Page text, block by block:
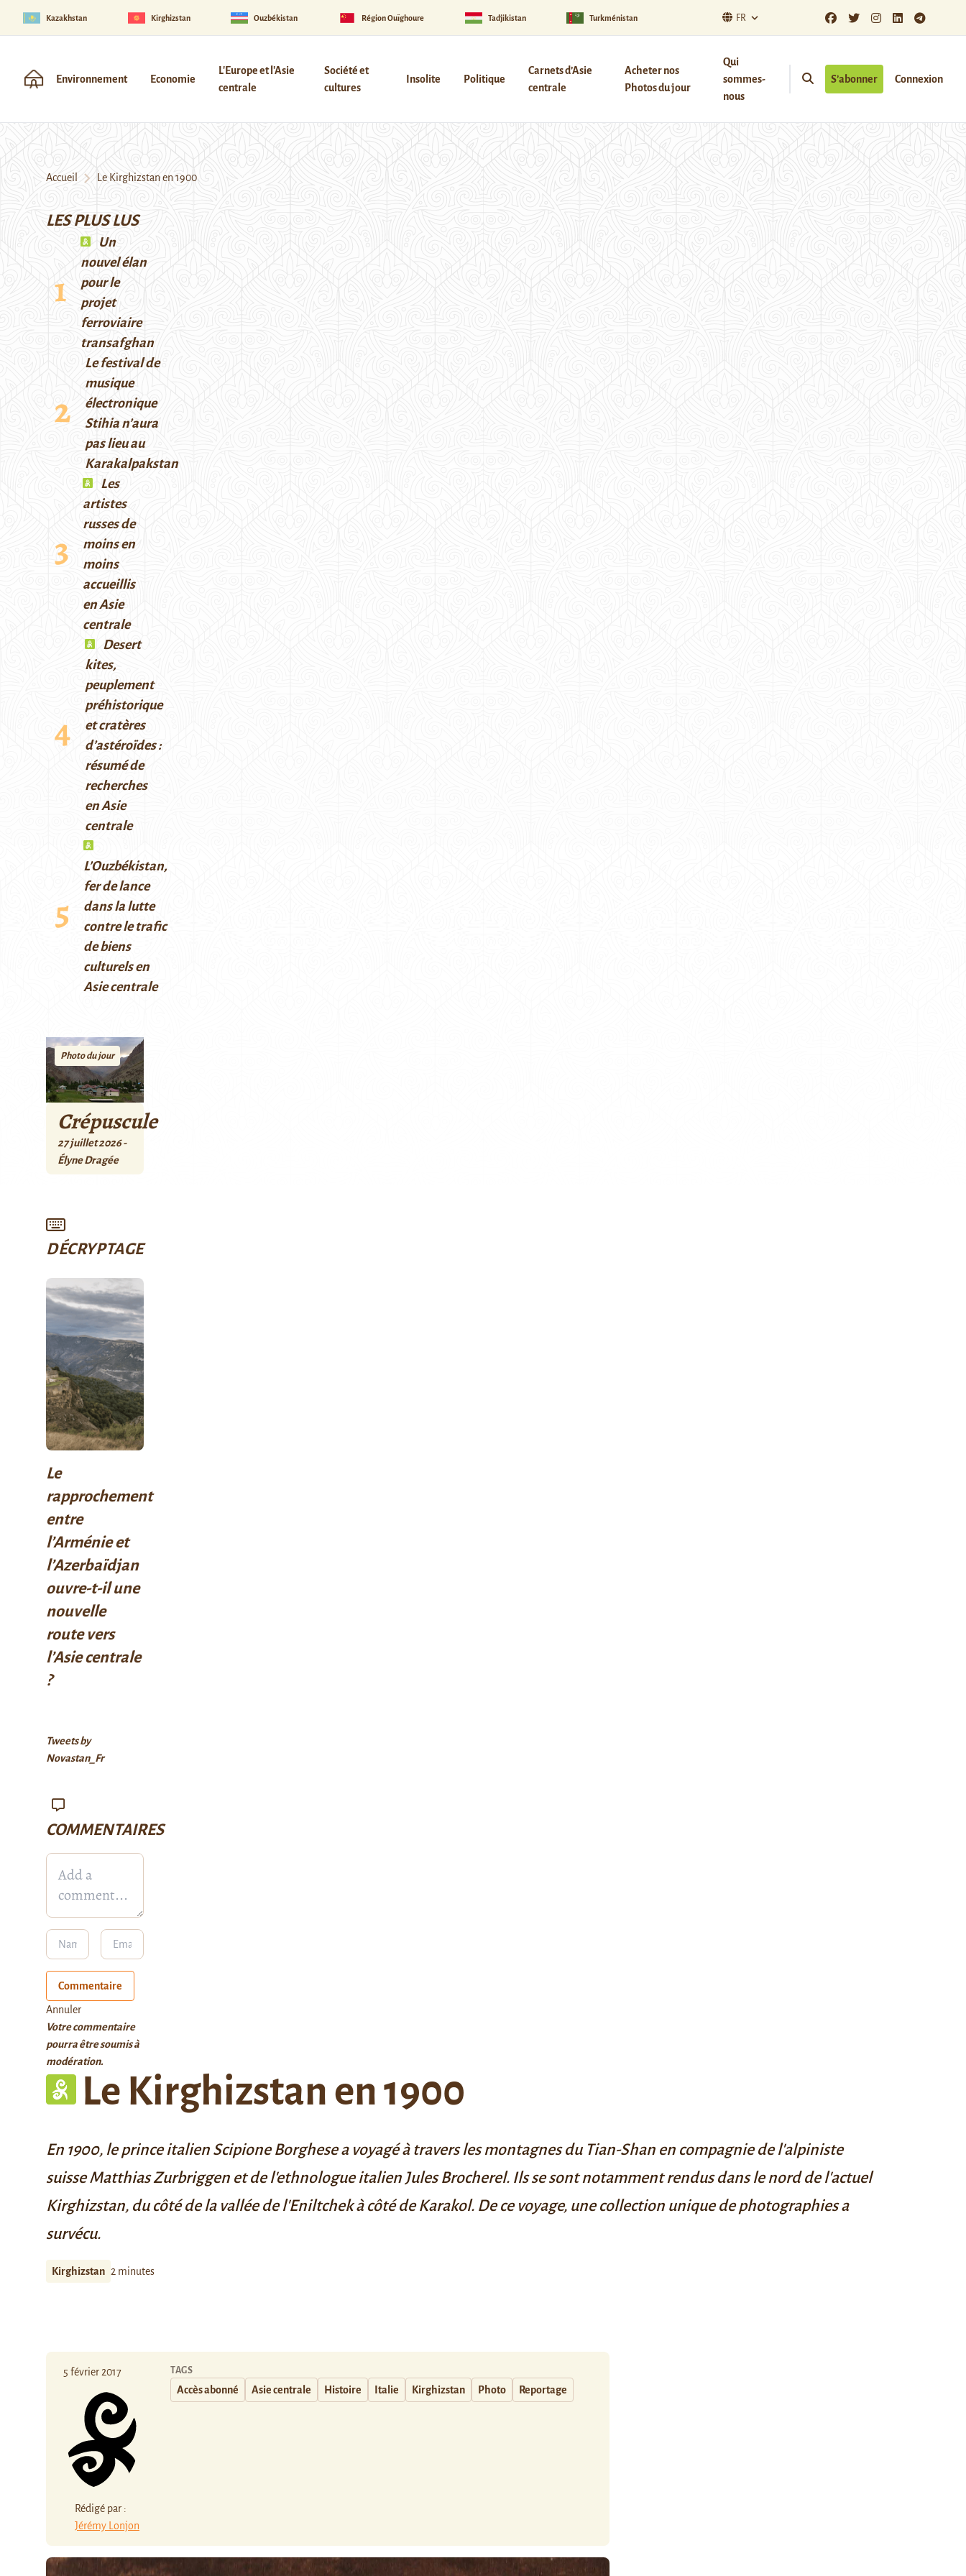
Kazakhstan Kirghizstan Ouzbékistan Région Ouïghoure Tadjikistan Turkménistan FR
Environnement Economie
L'Europe et l'Asie
centrale
Société et
cultures
Insolite Politique
Carnets d’Asie
centrale
Acheter nos
Photos du jour
Qui
sommes-
nous
S’abonner Connexion
Accueil Le Kirghizstan en 1900
Le Kirghizstan en 1900
En 1900, le prince italien Scipione Borghesea voyagé à travers les montagnes du Tian-Shan en compagnie de l'alpiniste
suisseMatthias Zurbriggen et de l'ethnologue italien Jules Brocherel. Ils se sont notamment rendus dans le nord de l'actuel
Kirghizstan, du côté de la vallée de l'Eniltchek à côté deKarakol. De ce voyage, une collection unique de photographies a
survécu.
Kirghizstan 2 minutes
5 février 2017
Rédigé par :
Jérémy Lonjon
TAGS
Accès abonné Asie centrale Histoire Italie Kirghizstan Photo Reportage
LES PLUS LUS
Un
nouvel élan
pour le
projet
ferroviaire
transafghan
Le festival de
musique
électronique
Stihia n’aura
pas lieu au
Karakalpakstan
Les
artistes
russes de
moins en
moins
accueillis
en Asie
centrale
Desert
kites,
peuplement
préhistorique
et cratères
d’astéroïdes :
résumé de
recherches
en Asie
centrale
L’Ouzbékistan,
fer de lance
dans la lutte
contre le trafic
de biens
culturels en
Asie centrale
Photo du jour
Crépuscule
27 juillet 2026 -
Élyne Dragée
DÉCRYPTAGE
Le
rapprochement
entre
l’Arménie et
l’Azerbaïdjan
ouvre-t-il une
nouvelle
route vers
l’Asie centrale
?
Tweets by
Novastan_Fr
COMMENTAIRES
Commentaire
Annuler
Votre commentaire
pourra être soumis à
modération.